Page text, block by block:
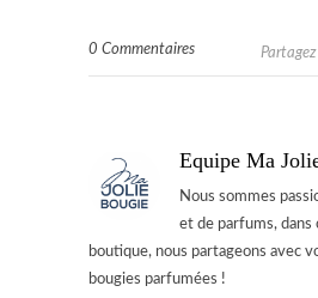
0 Commentaires Partagez
Equipe Ma
Nous sommes
et de parfums, dans
boutique, nous partageons avec
bougies parfumées !